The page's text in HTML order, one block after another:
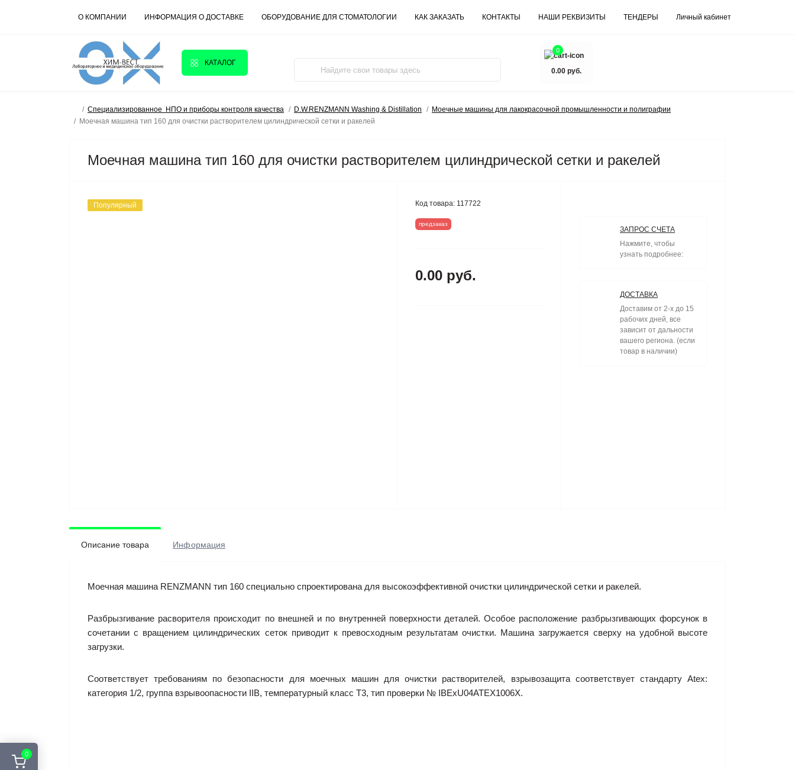
0
О КОМПАНИИ ИНФОРМАЦИЯ О ДОСТАВКЕ ОБОРУДОВАНИЕ ДЛЯ СТОМАТОЛОГИИ КАК ЗАКАЗАТЬ КОНТАКТЫ НАШИ РЕКВИЗИТЫ ТЕНДЕРЫ Личный кабинет
КАТАЛОГ
0
0.00 руб.
Cпециализированное НПО и приборы контроля качества D.W.RENZMANN Washing & Distillation
Моечные машины для лакокрасочной промышленности и полиграфии
Моечная машина тип 160 для очистки растворителем цилиндрической сетки и ракелей
Моечная машина тип 160 для очистки растворителем цилиндрической сетки и ракелей
Популярный Код товара: 117722
предзаказ
0.00 руб.
ЗАПРОС СЧЕТА
Нажмите, чтобы
узнать подробнее:
ДОСТАВКА
Доставим от 2-х до 15
рабочих дней, все
зависит от дальности
вашего региона. (если
товар в наличии)
Описание товара Информация
Моечная машина RENZMANN тип 160 специально спроектирована для высокоэффективной очистки цилиндрической сетки и ракелей.
Разбрызгивание расворителя происходит по внешней и по внутренней поверхности деталей. Особое расположение разбрызгивающих форсунок в
сочетании с вращением цилиндрических сеток приводит к превосходным результатам очистки. Машина загружается сверху на удобной высоте
загрузки.
Соответствует требованиям по безопасности для моечных машин для очистки растворителей, взрывозащита соответствует стандарту Atex:
категория 1/2, группа взрывоопасности IIB, температурный класс T3, тип проверки № IBExU04ATEX1006X.